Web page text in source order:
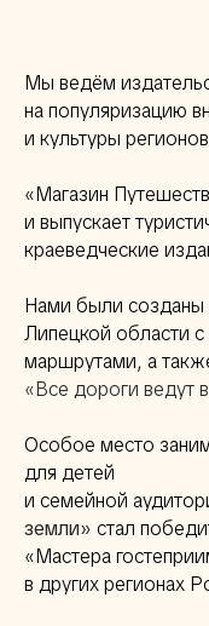
Мы ведём
на популяризацию
и культуры
«Магазин
и выпускает
краеведческие
Нами были созданы
Липецкой области
маршрутами, а
«Все дороги ведут
Особое место
для детей
и семейной
земли» стал
«Мастера
в других регионах